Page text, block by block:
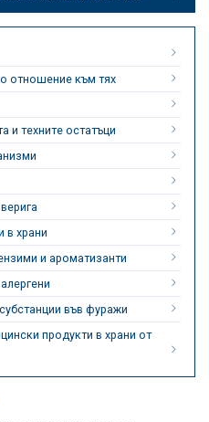
отношение към тях
и техните остатъци
в храни
и ароматизанти
във фуражи
продукти в храни от